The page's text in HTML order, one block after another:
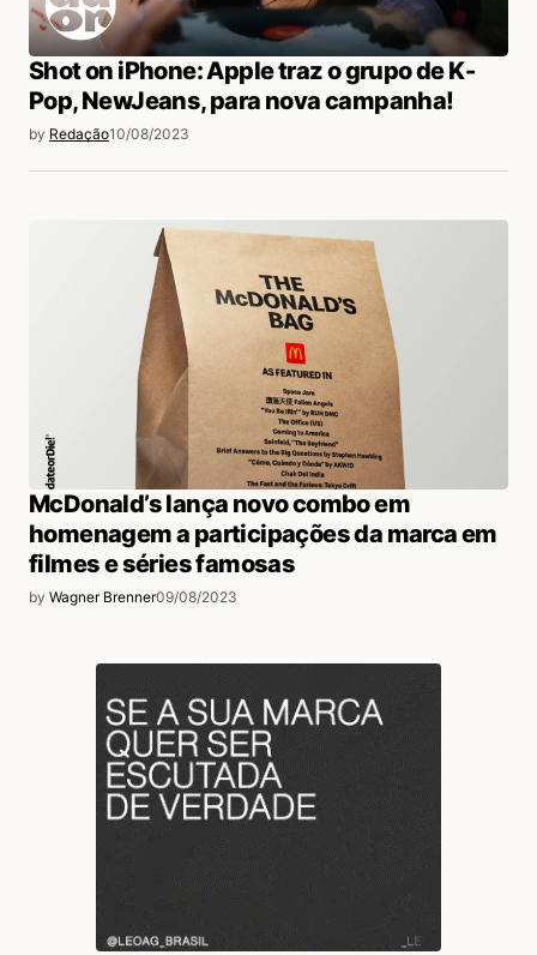
Shot on iPhone: Apple traz o grupo de K-
Pop, NewJeans, para nova campanha!
by Redação10/08/2023
McDonald’s lança novo combo em
homenagem a participações da marca em
filmes e séries famosas
by Wagner Brenner09/08/2023